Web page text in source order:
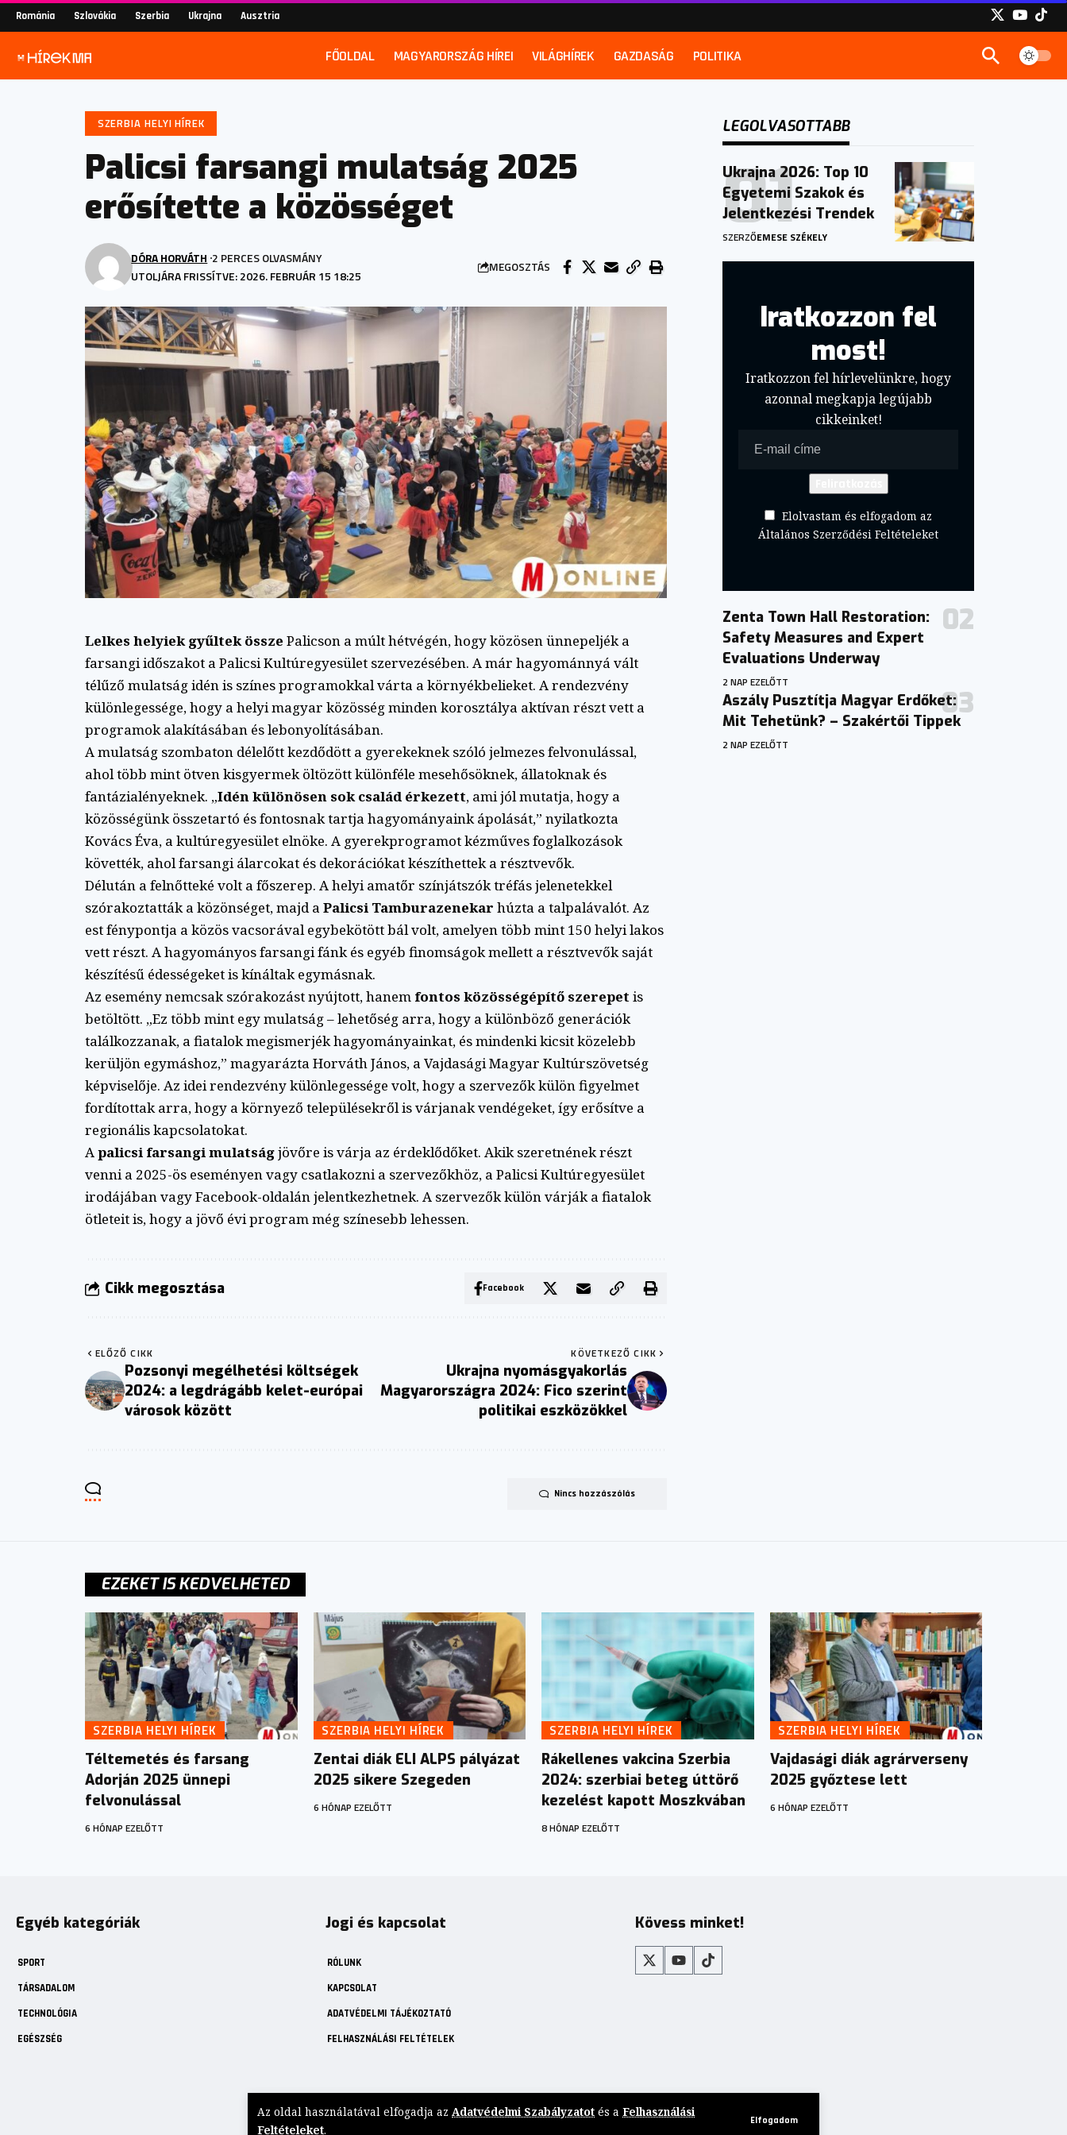
Az oldal használatával elfogadja az Adatvédelmi Szabályzatot és a Felhasználási
Feltételeket.
Elfogadom
Románia Szlovákia Szerbia Ukrajna Ausztria
FŐOLDAL MAGYARORSZÁG HÍREI VILÁGHÍREK GAZDASÁG POLITIKA
SZERBIA HELYI HÍREK
Palicsi farsangi mulatság 2025
erősítette a közösséget
UTOLJÁRA FRISSÍTVE: 2026. FEBRUÁR 15 18:25
DÓRA HORVÁTH 2 PERCES OLVASMÁNY
MEGOSZTÁS
Lelkes helyiek gyűltek össze Palicson a múlt hétvégén, hogy közösen ünnepeljék a
farsangi időszakot a Palicsi Kultúregyesület szervezésében. A már hagyománnyá vált
télűző mulatság idén is színes programokkal várta a környékbelieket. A rendezvény
különlegessége, hogy a helyi magyar közösség minden korosztálya aktívan részt vett a
programok alakításában és lebonyolításában.
A mulatság szombaton délelőtt kezdődött a gyerekeknek szóló jelmezes felvonulással,
ahol több mint ötven kisgyermek öltözött különféle mesehősöknek, állatoknak és
fantázialényeknek. „Idén különösen sok család érkezett, ami jól mutatja, hogy a
közösségünk összetartó és fontosnak tartja hagyományaink ápolását,” nyilatkozta
Kovács Éva, a kultúregyesület elnöke. A gyerekprogramot kézműves foglalkozások
követték, ahol farsangi álarcokat és dekorációkat készíthettek a résztvevők.
Délután a felnőtteké volt a főszerep. A helyi amatőr színjátszók tréfás jelenetekkel
szórakoztatták a közönséget, majd aPalicsi Tamburazenekar húzta a talpalávalót. Az
est fénypontja a közös vacsorával egybekötött bál volt, amelyen több mint 150 helyi lakos
vett részt. A hagyományos farsangi fánk és egyéb finomságok mellett a résztvevők saját
készítésű édességeket is kínáltak egymásnak.
Az esemény nemcsak szórakozást nyújtott, hanem fontos közösségépítő szerepetis
betöltött. „Ez több mint egy mulatság – lehetőség arra, hogy a különböző generációk
találkozzanak, a fiatalok megismerjék hagyományainkat, és mindenki kicsit közelebb
kerüljön egymáshoz,” magyarázta Horváth János, a Vajdasági Magyar Kultúrszövetség
képviselője. Az idei rendezvény különlegessége volt, hogy a szervezők külön figyelmet
fordítottak arra, hogy a környező településekről is várjanak vendégeket, így erősítve a
regionális kapcsolatokat.
Apalicsi farsangi mulatságjövőre is várja az érdeklődőket. Akik szeretnének részt
venni a 2025-ös eseményen vagy csatlakozni a szervezőkhöz, a Palicsi Kultúregyesület
irodájában vagy Facebook-oldalán jelentkezhetnek. A szervezők külön várják a fiatalok
ötleteit is, hogy a jövő évi program még színesebb lehessen.
Cikk megosztása Facebook
ELŐZŐ CIKK
Pozsonyi megélhetési költségek
2024: a legdrágább kelet-európai
városok között
KÖVETKEZŐ CIKK
Ukrajna nyomásgyakorlás
Magyarországra 2024: Fico szerint
politikai eszközökkel
Nincs hozzászólás
LEGOLVASOTTABB
Ukrajna 2026: Top 10
Egyetemi Szakok és
Jelentkezési Trendek
SZERZŐEMESE SZÉKELY
Iratkozzon fel
most!
Iratkozzon fel hírlevelünkre, hogy
azonnal megkapja legújabb
cikkeinket!
Elolvastam és elfogadom az
Általános Szerződési Feltételeket
Zenta Town Hall Restoration:
Safety Measures and Expert
Evaluations Underway
2 NAP EZELŐTT
Aszály Pusztítja Magyar Erdőket:
Mit Tehetünk? – Szakértői Tippek
2 NAP EZELŐTT
EZEKET IS KEDVELHETED
SZERBIA HELYI HÍREK
Téltemetés és farsang
Adorján 2025 ünnepi
felvonulással
6 HÓNAP EZELŐTT
SZERBIA HELYI HÍREK
Zentai diák ELI ALPS pályázat
2025 sikere Szegeden
6 HÓNAP EZELŐTT
SZERBIA HELYI HÍREK
Rákellenes vakcina Szerbia
2024: szerbiai beteg úttörő
kezelést kapott Moszkvában
8 HÓNAP EZELŐTT
SZERBIA HELYI HÍREK
Vajdasági diák agrárverseny
2025 győztese lett
6 HÓNAP EZELŐTT
Egyéb kategóriák
SPORT
TÁRSADALOM
TECHNOLÓGIA
EGÉSZSÉG
Jogi és kapcsolat
RÓLUNK
KAPCSOLAT
ADATVÉDELMI TÁJÉKOZTATÓ
FELHASZNÁLÁSI FELTÉTELEK
Kövess minket!
© 2025 Hirek Ma. Minden jog fenntartva. Független, magyar nyelvű diaszpóra-média.